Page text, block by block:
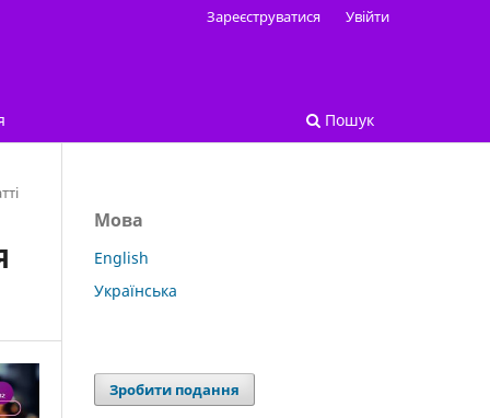
Пошук
Зареєструватися Увійти
Мова
English
Українська
Зробити подання